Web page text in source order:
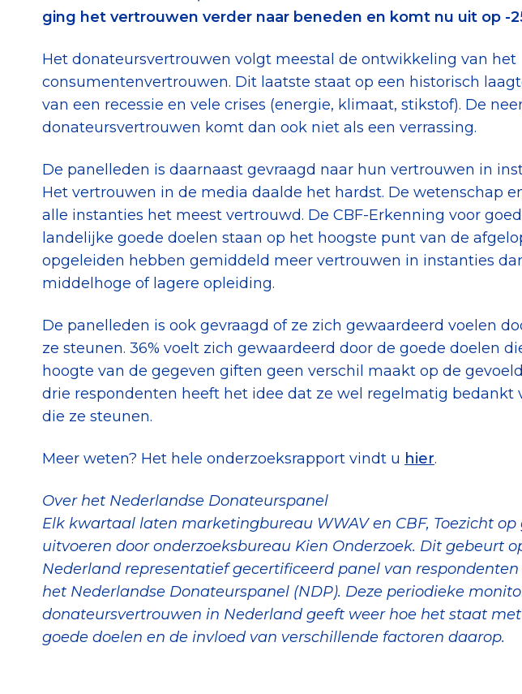
ging het vertrouwen verder naar beneden en komt nu uit op -
Het donateursvertrouwen volgt meestal de ontwikkeling van het
consumentenvertrouwen. Dit laatste staat op een historisch
van een recessie en vele crises (energie, klimaat, stikstof). De
donateursvertrouwen komt dan ook niet als een verrassing.
De panelleden is daarnaast gevraagd naar hun vertrouwen in
Het vertrouwen in de media daalde het hardst. De wetenschap
alle instanties het meest vertrouwd. De CBF-Erkenning voor
landelijke goede doelen staan op het hoogste punt van de
opgeleiden hebben gemiddeld meer vertrouwen in instanties
middelhoge of lagere opleiding.
De panelleden is ook gevraagd of ze zich gewaardeerd voelen
ze steunen. 36% voelt zich gewaardeerd door de goede doelen
hoogte van de gegeven giften geen verschil maakt op de
drie respondenten heeft het idee dat ze wel regelmatig bedankt
die ze steunen.
Meer weten? Het hele onderzoeksrapport vindt u hier.
Over het Nederlandse Donateurspanel
Elk kwartaal laten marketingbureau WWAV en CBF, Toezicht
uitvoeren door onderzoeksbureau Kien Onderzoek. Dit gebeurt
Nederland representatief gecertificeerd panel van respondenten
het Nederlandse Donateurspanel (NDP). Deze periodieke
donateursvertrouwen in Nederland geeft weer hoe het staat
goede doelen en de invloed van verschillende factoren daarop.